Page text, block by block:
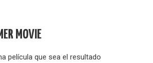
MOVIE
película que sea el resultado